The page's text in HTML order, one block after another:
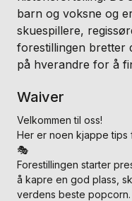
barn og voksne og
skuespillere,
forestillingen bretter
på hverandre for å
Waiver
Velkommen til oss!
Her er noen kjappe tips
🎭
Forestillingen starter
å kapre en god plass,
verdens beste popcorn.